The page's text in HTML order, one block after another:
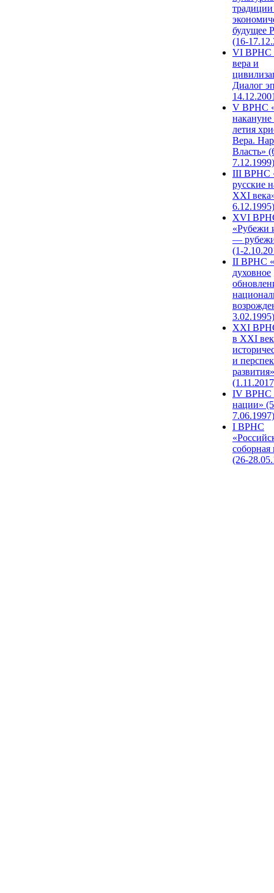
будущее
(16-
VI ВРНС
вера и
Диалог
V ВРНС
накануне
летия
Вера.
Власть»
7.12.1999)
III ВРНС
русские
XXI
6.12.1995)
XVI
«Рубежи
—
(1-
II ВРНС
духовное
3.02.1995)
XХI
в XXI
и
развития»
IV ВРНС
нации»
7.06.1997)
I ВРНС
(26-